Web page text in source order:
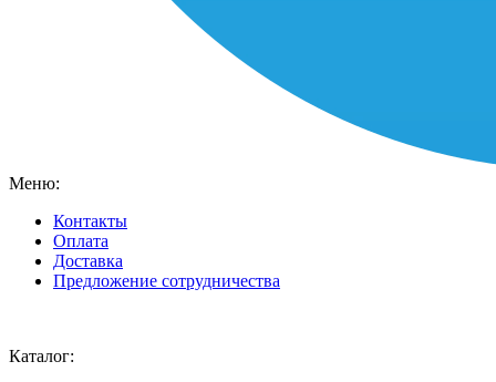
Меню:
Контакты
Оплата
Доставка
Предложение сотрудничества
Каталог: